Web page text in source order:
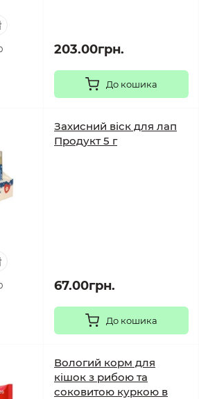
203.00грн.
До кошика
Захисний віск для лап
Продукт 5 г
67.00грн.
До кошика
Вологий корм для
кішок з рибою та
соковитою куркою в